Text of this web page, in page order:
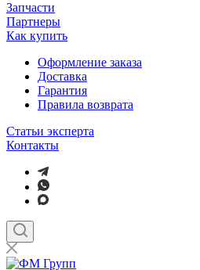
Запчасти
Партнеры
Как купить
Оформление заказа
Доставка
Гарантия
Правила возврата
Статьи эксперта
Контакты